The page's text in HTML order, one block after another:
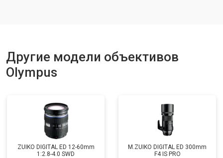
Другие модели объективов
Olympus
ZUIKO DIGITAL ED 12-60mm
1:2.8-4.0 SWD
M.ZUIKO DIGITAL ED 300mm
F4 IS PRO